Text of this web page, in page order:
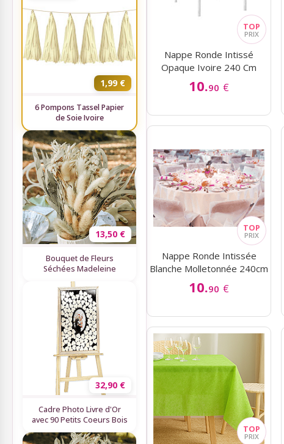
1,99 €
6 Pompons Tassel Papier
de Soie Ivoire
13,50 €
Bouquet de Fleurs
Séchées Madeleine
32,90 €
Cadre Photo Livre d'Or
avec 90 Petits Coeurs Bois
Nappe Ronde Intissé
Opaque Ivoire 240 Cm
10.90 €
Nappe Ronde Intissée
Blanche Molletonnée 240cm
10.90 €